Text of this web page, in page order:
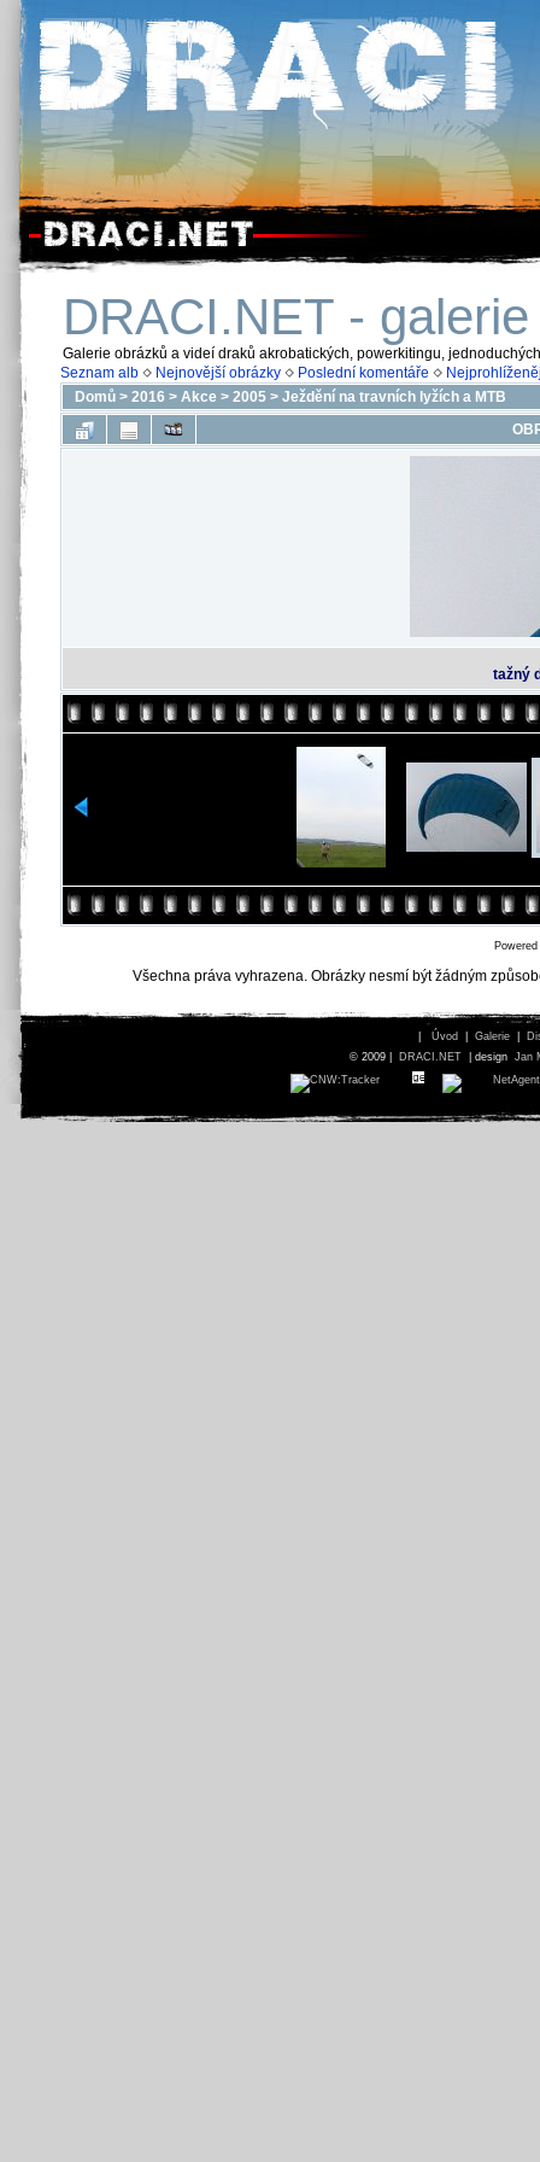
DRACI.NET - galerie
Galerie obrázků a videí draků akrobatických, powerkitingu,
Seznam alb
Nejnovější obrázky Poslední komentáře
Domů > 2016 > Akce > 2005 > Ježdění na travních lyžích a MTB
tažný
Všechna práva vyhrazena. Obrázky nesmí být žádným
Úvod Galerie
© 2009 |
DRACI.NET | design Jan